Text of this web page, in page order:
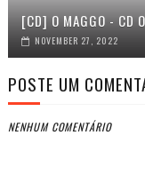
[CD] O MAGGO - CD
NOVEMBER 27, 2022
POSTE UM
NENHUM COMENTÁRIO